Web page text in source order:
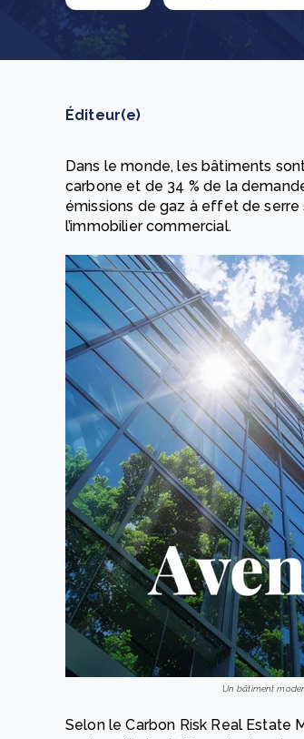
Éditeur(e)
Dans le monde, les bâtiments
carbone et de 34 % de la
émissions de gaz à effet de serre
l’immobilier commercial.
Un bâtiment
Selon le Carbon Risk Real Estate